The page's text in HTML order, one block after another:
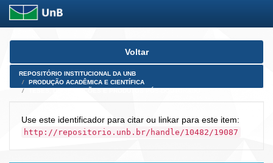
Skip
Voltar
REPOSITÓRIO INSTITUCIONAL DA UNB
PRODUÇÃO ACADÊMICA E CIENTÍFICA
Use este identificador para citar ou linkar para este item:
http://repositorio.unb.br/handle/10482/19087